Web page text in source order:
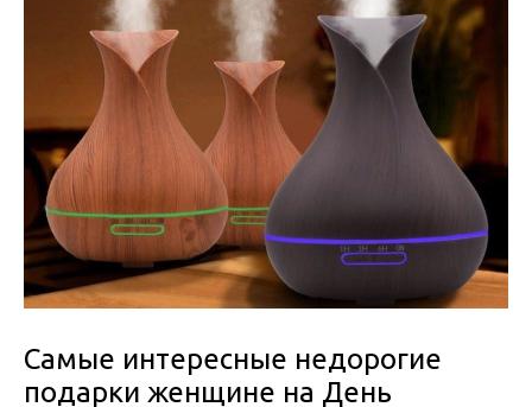
Самые интересные недорогие
подарки женщине на День